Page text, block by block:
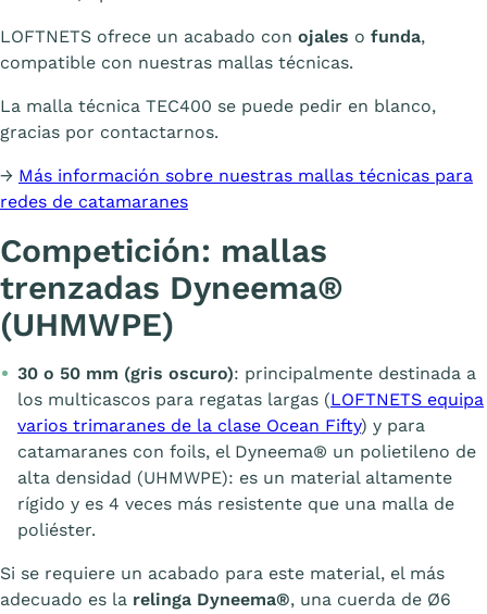
LOFTNETS ofrece un acabado con ojales o funda,
compatible con nuestras mallas técnicas.
La malla técnica TEC400 se puede pedir en blanco,
gracias por contactarnos.
→ Más información sobre nuestras mallas técnicas para
redes de catamaranes
Competición: mallas
trenzadas Dyneema®
(UHMWPE)
30 o 50 mm (gris oscuro): principalmente destinada a
los multicascos para regatas largas (LOFTNETS equipa
varios trimaranes de la clase Ocean Fifty) y para
catamaranes con foils, el Dyneema® un polietileno de
alta densidad (UHMWPE): es un material altamente
rígido y es 4 veces más resistente que una malla de
poliéster.
Si se requiere un acabado para este material, el más
adecuado es la relinga Dyneema®, una cuerda de Ø6